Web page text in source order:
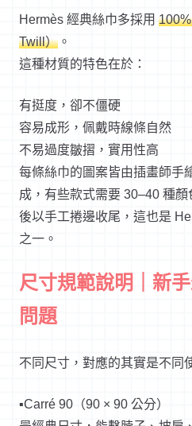
Hermès 經典絲巾多採用
Twill） 。
這種材質的特色在於：
有挺度，卻不僵硬
容易成形，佩戴時線條自然
不易過度皺摺，實用性高
每條絲巾的圖案皆由插畫師手
成，有些款式需要 30–40 種
後以手工捲邊收尾，這也是
之一。
尺寸規範說明｜新
問題
不同尺寸，對應的其實是不同
▪️Carré 90（90 × 90 公分）